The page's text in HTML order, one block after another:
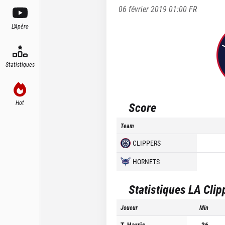
L'Apéro
Statistiques
Hot
06 février 2019 01:00FR
Score
Team
CLIPPERS
HORNETS
StatistiquesLA
Joueur Min